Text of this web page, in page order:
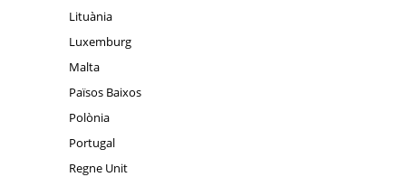
Lituània
Luxemburg
Malta
Països Baixos
Polònia
Portugal
Regne Unit